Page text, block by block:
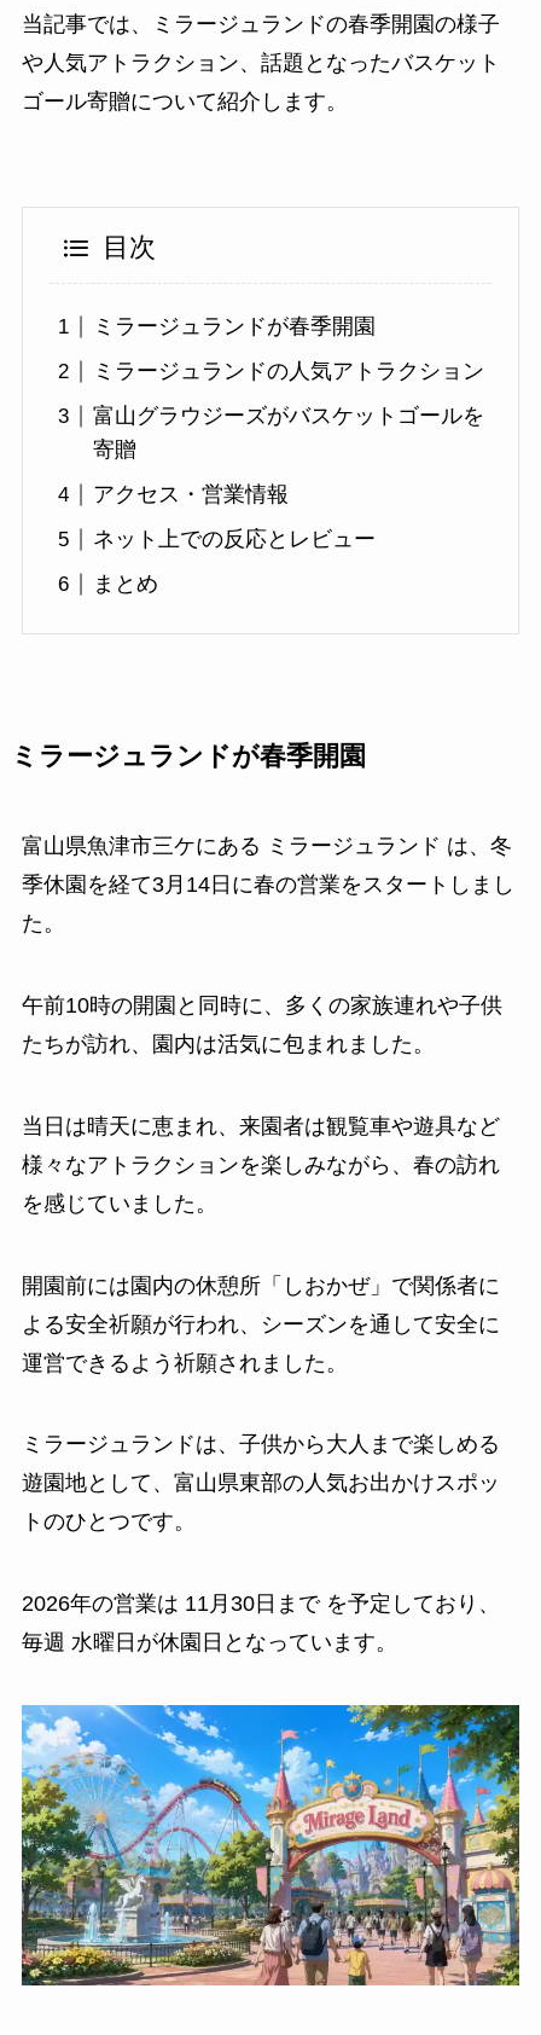
当記事では、ミラージュランドの春季開園の様子
や人気アトラクション、話題となったバスケット
ゴール寄贈について紹介します。
目次
ミラージュランドが春季開園
ミラージュランドの人気アトラクション
富山グラウジーズがバスケットゴールを
寄贈
アクセス・営業情報
ネット上での反応とレビュー
まとめ
ミラージュランドが春季開園
富山県魚津市三ケにある ミラージュランド は、冬
季休園を経て3月14日に春の営業をスタートしまし
た。
午前10時の開園と同時に、多くの家族連れや子供
たちが訪れ、園内は活気に包まれました。
当日は晴天に恵まれ、来園者は観覧車や遊具など
様々なアトラクションを楽しみながら、春の訪れ
を感じていました。
開園前には園内の休憩所「しおかぜ」で関係者に
よる安全祈願が行われ、シーズンを通して安全に
運営できるよう祈願されました。
ミラージュランドは、子供から大人まで楽しめる
遊園地として、富山県東部の人気お出かけスポッ
トのひとつです。
2026年の営業は 11月30日まで を予定しており、
毎週 水曜日が休園日となっています。